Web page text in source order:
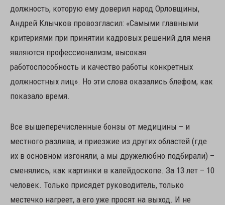
должность, которую ему доверил народ Орловщины,
Андрей Клычков провозгласил: «Самыми главными
критериями при принятии кадровых решений для меня
являются профессионализм, высокая
работоспособность и качество работы конкретных
должностных лиц». Но эти слова оказались блефом, как
показало время.
Все вышеперечисленные бонзы от медицины – и
местного разлива, и приезжие из других областей (где
их в основном изгоняли, а мы дружелюбно подбирали) –
сменялись, как картинки в калейдоскопе. За 13 лет – 10
человек. Только присядет руководитель, только
местечко нагреет, а его уже просят на выход. И не